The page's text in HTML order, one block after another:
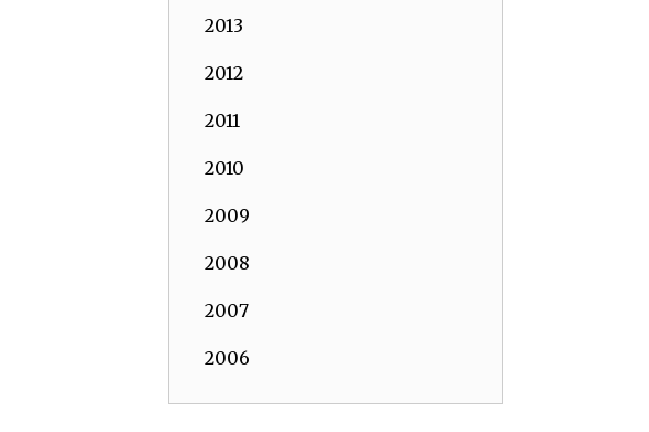
2013
2012
2011
2010
2009
2008
2007
2006